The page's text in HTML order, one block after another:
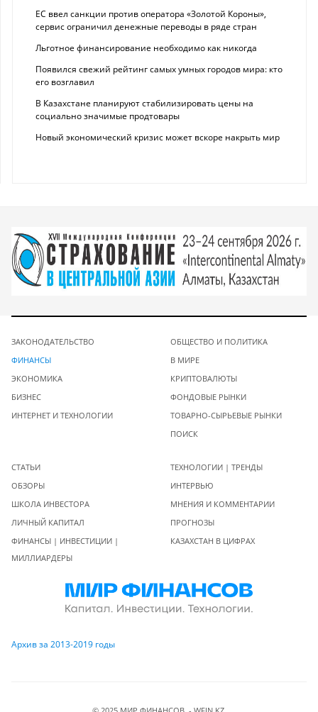
ЕС ввел санкции против оператора «Золотой Короны»,
сервис ограничил денежные переводы в ряде стран
Льготное финансирование необходимо как никогда
Появился свежий рейтинг самых умных городов мира: кто
его возглавил
В Казахстане планируют стабилизировать цены на
социально значимые продтовары
Новый экономический кризис может вскоре накрыть мир
ЗАКОНОДАТЕЛЬСТВО
ФИНАНСЫ
ЭКОНОМИКА
БИЗНЕС
ИНТЕРНЕТ И ТЕХНОЛОГИИ
ОБЩЕСТВО И ПОЛИТИКА
В МИРЕ
КРИПТОВАЛЮТЫ
ФОНДОВЫЕ РЫНКИ
ТОВАРНО-СЫРЬЕВЫЕ РЫНКИ
ПОИСК
СТАТЬИ
ОБЗОРЫ
ШКОЛА ИНВЕСТОРА
ЛИЧНЫЙ КАПИТАЛ
ФИНАНСЫ | ИНВЕСТИЦИИ |
МИЛЛИАРДЕРЫ
ТЕХНОЛОГИИ | ТРЕНДЫ
ИНТЕРВЬЮ
МНЕНИЯ И КОММЕНТАРИИ
ПРОГНОЗЫ
КАЗАХСТАН В ЦИФРАХ
Архив за 2013-2019 годы